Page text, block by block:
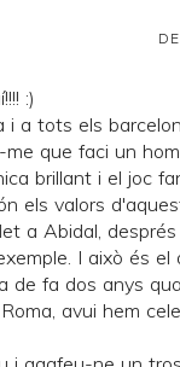
:)
i a tots els
que faci un
brillant i el joc
els valors
a Abidal,
I això és
de fa dos anys
avui hem